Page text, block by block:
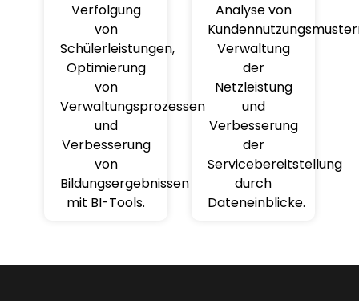
Verfolgung
von
Schülerleistungen,
Optimierung
von
Verwaltungsprozessen
und
Verbesserung
von
Bildungsergebnissen
mit BI-Tools.
Analyse von
Verwaltung
der
Netzleistung
und
Verbesserung
der
Servicebereitstellung
durch
Dateneinblicke.